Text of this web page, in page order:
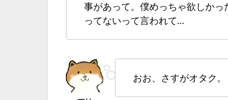
事があって。僕めっちゃ欲しか
ってないって言われて…
おお、さすがオタク。